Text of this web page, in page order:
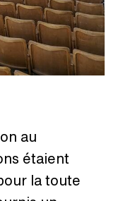
au
étaient
la toute